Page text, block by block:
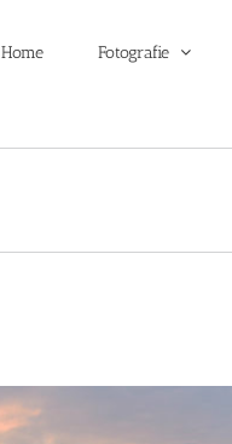
Home Fotografie